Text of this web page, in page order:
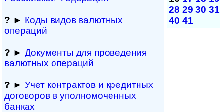
? ► Коды видов валютных
операций
? ► Документы для проведения
валютных операций
? ► Учет контрактов и кре­дит­ных
договоров в упол­номоченных
банках
28 29 30 31
40 41